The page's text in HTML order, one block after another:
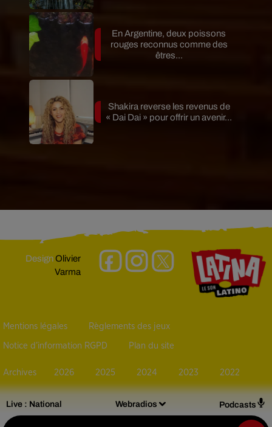
Live : National Webradios Podcasts
En Argentine, deux poissons
rouges reconnus comme des
êtres...
Shakira reverse les revenus de
« Dai Dai » pour offrir un avenir...
DesignOlivier
Varma
Mentions légales Règlements des jeux
Notice d’information RGPD Plan du site
Archives 2026 2025 2024 2023 2022